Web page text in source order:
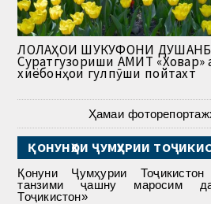
ЛОЛАҲОИ ШУКУФОНИ
Суратгузориши АМИТ «Ховар»
хиёбонҳои гулпӯши пойтахт
Ҳамаи
ҚОНУНҲОИ ҶУМҲУРИИ
Қонуни Ҷумҳурии
танзими ҷашну маросим
Тоҷикистон»